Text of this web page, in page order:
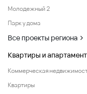
Молодежный 2
Парк у дома
Все проекты региона
Квартиры и
Коммерческая
Квартиры